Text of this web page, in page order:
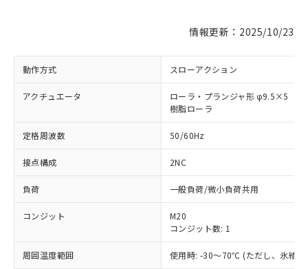
情報更新：2025/10/23
動作方式 スローアクション
アクチュエータ
ローラ・プランジャ形 φ9.5×5
樹脂ローラ
定格周波数 50/60Hz
接点構成 2NC
負荷 一般負荷/微小負荷共用
コンジット
M20
コンジット数: 1
周囲温度範囲 使用時: -30～70℃ (ただし、氷結し